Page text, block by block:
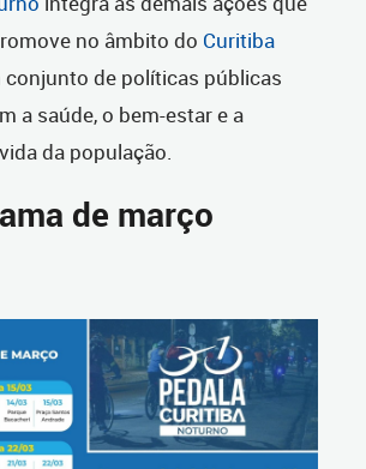
no âmbito do Curitiba
conjunto de políticas públicas
a saúde, o bem-estar e a
da população.
de março